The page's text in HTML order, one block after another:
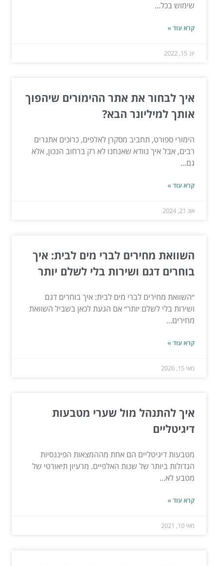
שימוש בכל...
קרא עוד »
יונ 15, 2022
איך לבחור את אתר ההימורים שיהפוך
אותך למיליונר הבא?
הימורי ספורט, תחביב מסקרן לאלפים, כרוכים אתגרים
רבים, אבל איך נוודא שאנחנו לא רק ברחוב הנכון, אלא
גם...
קרא עוד »
אוג 21, 2024
השוואת מחירים לברי מים לבית: איך
בוחרים דגם ושירות בלי לשלם יותר
״השוואת מחירים לברי מים לבית: איך בוחרים דגם
ושירות בלי לשלם יותר״ אם הגעת לכאן בשביל השוואת
מחירים...
קרא עוד »
מאי 15, 2026
איך להתנהל מול שערי מטבעות
דיגיטליים
מטבעות דיגיטליים הם אחת מההמצאות הפיננסיות
הגדולות ביותר של שנות האלפיים. מרעיון תיאורטי של
מטבע לא...
קרא עוד »
מאי 10, 2021